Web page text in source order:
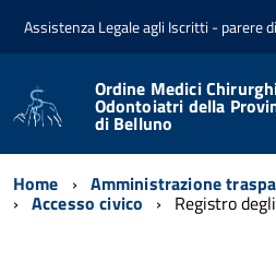
Assistenza Legale agli Iscritti - parere
Ordine Medici
Odontoiatri della
di Belluno
Home Amministrazione
Accesso civico Registro